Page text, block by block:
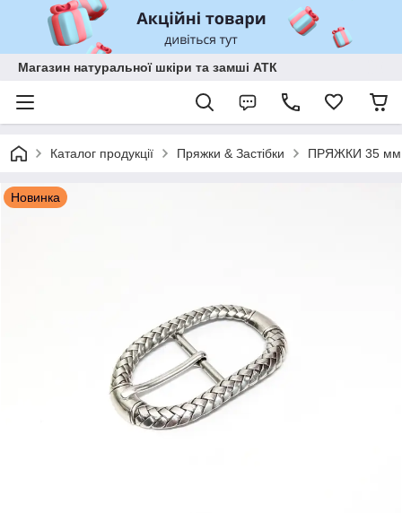
Магазин натуральної шкіри та замші АТК
Каталог продукції Пряжки & Застібки ПРЯЖКИ 35 мм
Новинка